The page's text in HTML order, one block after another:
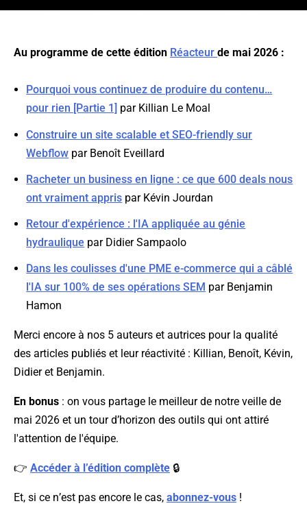
Au programme de cette édition Réacteur de mai 2026 :
Pourquoi vous continuez de produire du contenu…
pour rien [Partie 1] par Killian Le Moal
Construire un site scalable et SEO-friendly sur
Webflow par Benoît Eveillard
Racheter un business en ligne : ce que 600 deals nous
ont vraiment appris par Kévin Jourdan
Retour d'expérience : l'IA appliquée au génie
hydraulique par Didier Sampaolo
Dans les coulisses d'une PME e-commerce qui a câblé
l'IA sur 100% de ses opérations SEM par Benjamin
Hamon
Merci encore à nos 5 auteurs et autrices pour la qualité
des articles publiés et leur réactivité : Killian, Benoît, Kévin,
Didier et Benjamin.
En bonus : on vous partage le meilleur de notre veille de
mai 2026 et un tour d’horizon des outils qui ont attiré
l'attention de l'équipe.
👉 Accéder à l’édition complète 🔒
Et, si ce n’est pas encore le cas, abonnez-vous !